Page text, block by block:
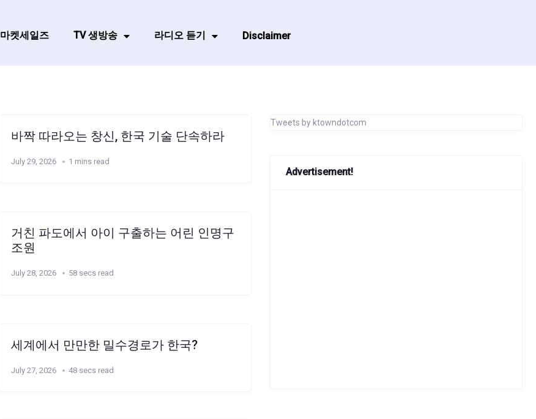
마켓세일즈 TV 생방송 라디오 듣기 Disclaimer
바짝 따라오는 창신, 한국 기술 단속하라
July 29, 2026 1 mins read
거친 파도에서 아이 구출하는 어린 인명구
조원
July 28, 2026 58 secs read
세계에서 만만한 밀수경로가 한국?
July 27, 2026 48 secs read
Tweets by ktowndotcom
Advertisement!